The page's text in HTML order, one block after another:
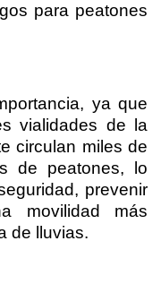
para peatones
ya que
vialidades de la
circulan miles de
de peatones, lo
prevenir
movilidad más
de lluvias.